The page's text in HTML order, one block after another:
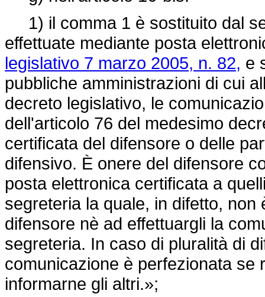
1) il comma 1 è sostituito dal
effettuate mediante posta
legislativo 7 marzo 2005, n. 82, e
pubbliche amministrazioni di cui
decreto legislativo, le
dell'articolo 76 del medesimo
certificata del difensore o delle
difensivo. È onere del difensore
posta elettronica certificata a
segreteria la quale, in difetto,
difensore nè ad effettuargli la
segreteria. In caso di pluralità di
comunicazione è perfezionata se
informarne gli altri.»;